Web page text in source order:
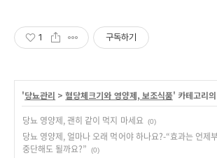
1 구독하기
'당뇨관리 >혈당체크기와 영양제, 보조식품' 카테고리
당뇨 영양제, 괜히 같이 먹지 마세요 (0)
당뇨 영양제, 얼마나 오래 먹어야 하나요?-“효과는 언제
중단해도 될까요?”
(0)